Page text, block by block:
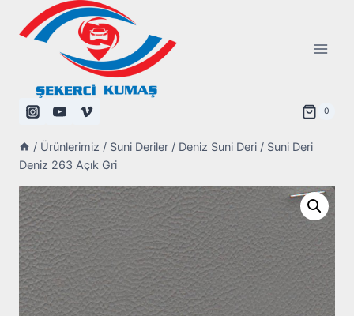
0
/ Ürünlerimiz / Suni Deriler / Deniz Suni Deri / Suni Deri
Deniz 263 Açık Gri